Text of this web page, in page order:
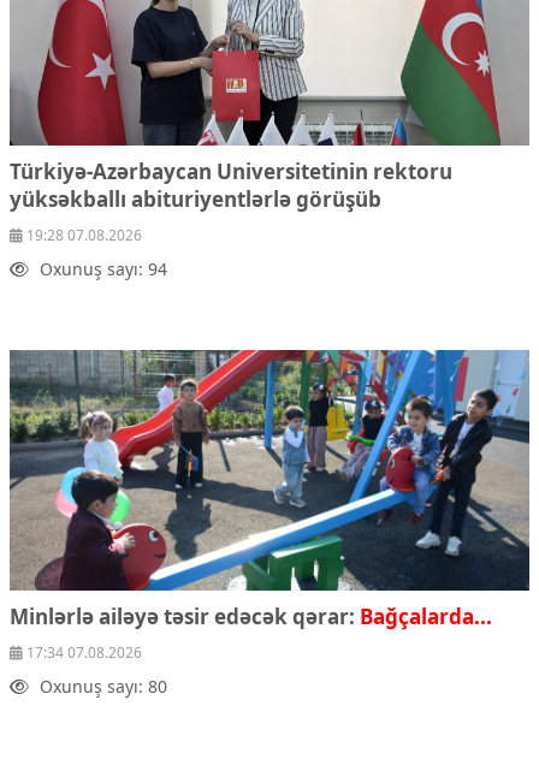
Türkiyə-Azərbaycan Universitetinin rektoru
yüksəkballı abituriyentlərlə görüşüb
19:28 07.08.2026
Oxunuş sayı: 94
Minlərlə ailəyə təsir edəcək qərar: Bağçalarda...
17:34 07.08.2026
Oxunuş sayı: 80